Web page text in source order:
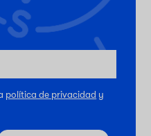
política de privacidad y